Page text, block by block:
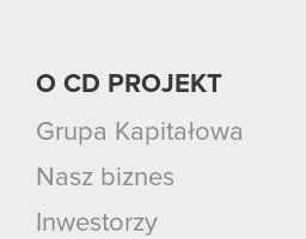
O CD PROJEKT
Grupa Kapitałowa
Nasz biznes
Inwestorzy